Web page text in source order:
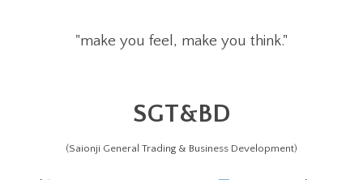
"make you feel, make you think."
SGT&BD
(Saionji General Trading & Business Development)